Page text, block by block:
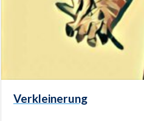
Verkleinerung